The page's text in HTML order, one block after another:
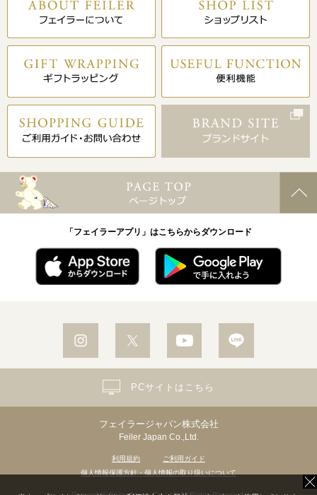
「フェイラーアプリ」はこちらからダウンロード
フェイラージャパン株式会社
Feiler Japan Co.,Ltd.
利用規約
ご利用ガイド
個人情報保護方針・個人情報の取り扱いについて
PCサイトはこちら